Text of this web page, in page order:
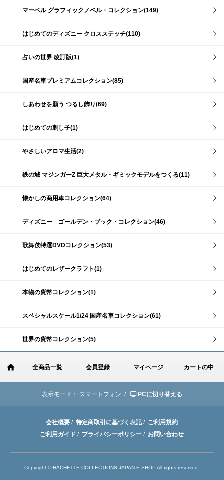
マーベル グラフィックノベル・コレクション(149)
はじめてのディズニー クロスステッチ(110)
占いの世界 改訂版(1)
国産名車プレミアムコレクション(85)
しあわせを願う つるし飾り(69)
はじめての刺し子(1)
やさしいアロマ生活(2)
鉄の城 マジンガーZ 巨大メタル・ギミックモデルをつくる(11)
懐かしの商用車コレクション(64)
ディズニー ゴールデン・ブック・コレクション(46)
歌舞伎特選DVDコレクション(53)
はじめてのレザークラフト(1)
本物の貨幣コレクション(1)
スペシャルスケール1/24 国産名車コレクション(61)
世界の貨幣コレクション(5)
全商品一覧 会員登録 マイページ カートの中
表示モード： スマートフォン / PCに切り替える
会社概要 / 特定商取引に基づく表記/ ご利用規約
ご利用ガイド / プライバシーポリシー / お問い合わせ
Copyright © HACHETTE COLLECTIONS JAPAN E-SHOP All rights reserved.